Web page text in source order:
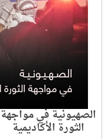
الصهيونية في مواجهة
الثورة الأكاديمية